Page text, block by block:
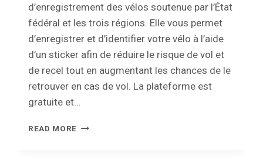
d’enregistrement des vélos soutenue par l’État
fédéral et les trois régions. Elle vous permet
d’enregistrer et d’identifier votre vélo à l’aide
d’un sticker afin de réduire le risque de vol et
de recel tout en augmentant les chances de le
retrouver en cas de vol. La plateforme est
gratuite et…
READ MORE LA